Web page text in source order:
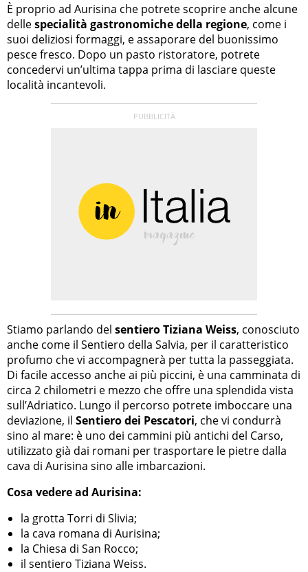
È proprio ad Aurisina che potrete scoprire anche alcune
dellespecialità gastronomiche della regione, come i
suoi deliziosi formaggi, e assaporare del buonissimo
pesce fresco. Dopo un pasto ristoratore, potrete
concedervi un’ultima tappa prima di lasciare queste
località incantevoli.
Stiamo parlando del sentiero Tiziana Weiss, conosciuto
anche come il Sentiero della Salvia, per il caratteristico
profumo che vi accompagnerà per tutta la passeggiata.
Di facile accesso anche ai più piccini, è una camminata di
circa 2 chilometri e mezzo che offre una splendida vista
sull’Adriatico. Lungo il percorso potrete imboccare una
deviazione, il Sentiero dei Pescatori, che vi condurrà
sino al mare: è uno dei cammini più antichi del Carso,
utilizzato già dai romani per trasportare le pietre dalla
cava di Aurisina sino alle imbarcazioni.
Cosa vedere ad Aurisina:
la grotta Torri di Slivia;
la cava romana di Aurisina;
la Chiesa di San Rocco;
il sentiero Tiziana Weiss.